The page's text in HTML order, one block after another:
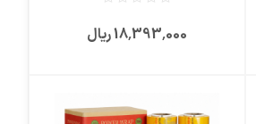
18٬393٬000 ریال